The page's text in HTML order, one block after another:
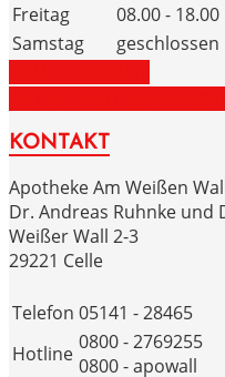
Freitag
08.00 - 18.00
Samstag
geschlossen
KONTAKT
Apotheke Am Weißen
Dr. Andreas Ruhnke und
Weißer Wall 2-3
29221 Celle
Telefon 05141 - 28465
Hotline 0800 - 2769255
0800 - apowall